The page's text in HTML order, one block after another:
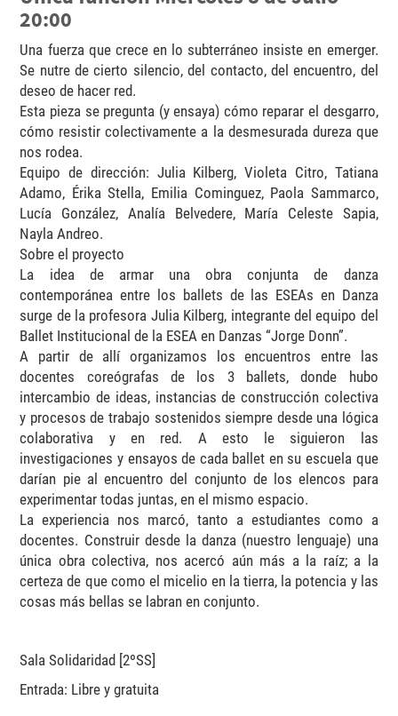
20:00
Una fuerza que crece en lo subterráneo insiste en emerger.
Se nutre de cierto silencio, del contacto, del encuentro, del
deseo de hacer red.
Esta pieza se pregunta (y ensaya) cómo reparar el desgarro,
cómo resistir colectivamente a la desmesurada dureza que
nos rodea.
Equipo de dirección: Julia Kilberg, Violeta Citro, Tatiana
Adamo, Érika Stella, Emilia Cominguez, Paola Sammarco,
Lucía González, Analía Belvedere, María Celeste Sapia,
Nayla Andreo.
Sobre el proyecto
La idea de armar una obra conjunta de danza
contemporánea entre los ballets de las ESEAs en Danza
surge de la profesora Julia Kilberg, integrante del equipo del
Ballet Institucional de la ESEA en Danzas “Jorge Donn”.
A partir de allí organizamos los encuentros entre las
docentes coreógrafas de los 3 ballets, donde hubo
intercambio de ideas, instancias de construcción colectiva
y procesos de trabajo sostenidos siempre desde una lógica
colaborativa y en red. A esto le siguieron las
investigaciones y ensayos de cada ballet en su escuela que
darían pie al encuentro del conjunto de los elencos para
experimentar todas juntas, en el mismo espacio.
La experiencia nos marcó, tanto a estudiantes como a
docentes. Construir desde la danza (nuestro lenguaje) una
única obra colectiva, nos acercó aún más a la raíz; a la
certeza de que como el micelio en la tierra, la potencia y las
cosas más bellas se labran en conjunto.
Sala Solidaridad [2ºSS]
Entrada: Libre y gratuita